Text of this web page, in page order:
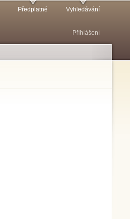
Předplatné Vyhledávání
Přihlášení